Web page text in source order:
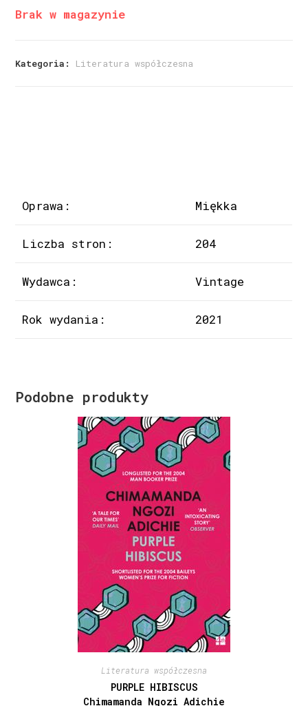
Brak w magazynie
Kategoria: Literatura współczesna
Oprawa: Miękka
Liczba stron: 204
Wydawca: Vintage
Rok wydania: 2021
Podobne produkty
Literatura współczesna
PURPLE HIBISCUS
Chimamanda Ngozi Adichie